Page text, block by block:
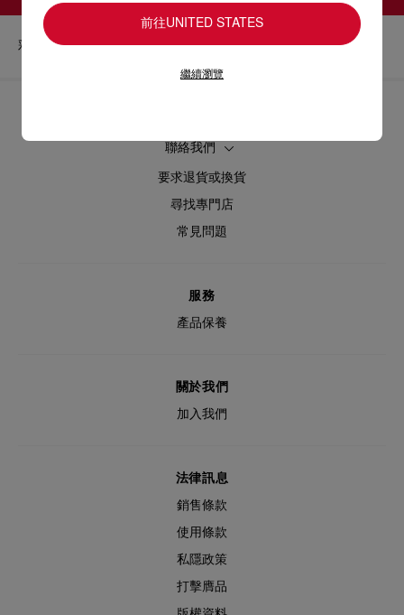
彩妝 唇部 唇線筆
聯絡我們
要求退貨或換貨
尋找專門店
常見問題
服務
產品保養
關於我們
加入我們
法律訊息
銷售條款
使用條款
私隱政策
打擊膺品
前往UNITED STATES
繼續瀏覽